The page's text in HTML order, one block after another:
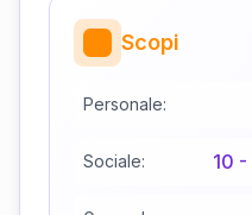
Scopi
Personale:
Sociale: 10 -